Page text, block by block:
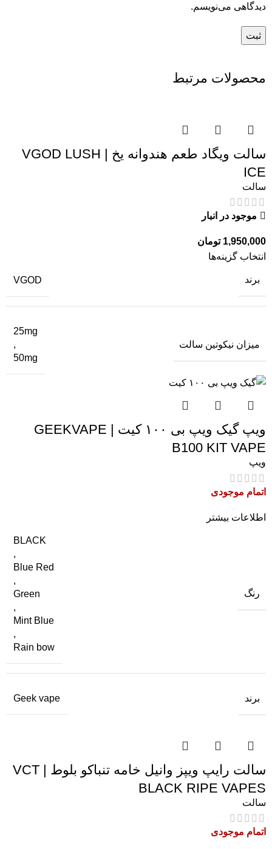
دیدگاهی می‌نویسم.
محصولات مرتبط
سالت ویگاد طعم هندوانه یخ | VGOD LUSH
ICE
سالت
موجود در انبار
1,950,000 تومان
انتخاب گزینه‌ها
برند VGOD
میزان نیکوتین سالت
25mg
,
50mg
ویپ گیک ویپ بی ۱۰۰ کیت | GEEKVAPE
B100 KIT VAPE
ویپ
اتمام موجودی
اطلاعات بیشتر
رنگ
BLACK
,
Blue Red
,
Green
,
Mint Blue
,
Rain bow
برند Geek vape
سالت رایپ ویپز وانیل خامه تنباکو بلوط | VCT
BLACK RIPE VAPES
سالت
اتمام موجودی